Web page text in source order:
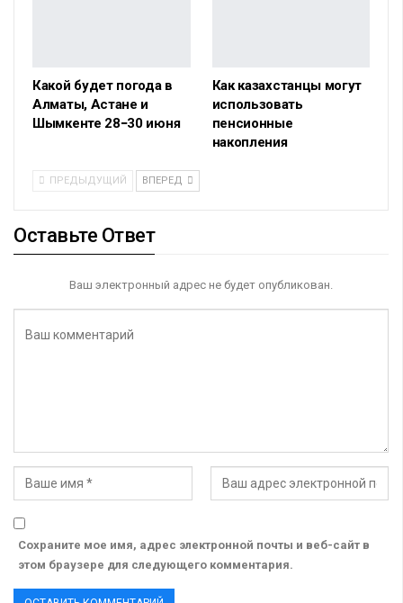
Какой будет погода в
Алматы, Астане и
Шымкенте 28−30 июня
Как казахстанцы могут
использовать
пенсионные
накопления
ПРЕДЫДУЩИЙ ВПЕРЕД
Оставьте Ответ
Ваш электронный адрес не будет опубликован.
Сохраните мое имя, адрес электронной почты и веб-сайт в
этом браузере для следующего комментария.